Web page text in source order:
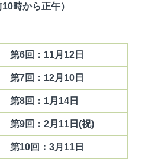
時から正午）
第6回：11月12日
第7回：12月10日
第8回：1月14日
第9回：2月11日(祝)
第10回：3月11日